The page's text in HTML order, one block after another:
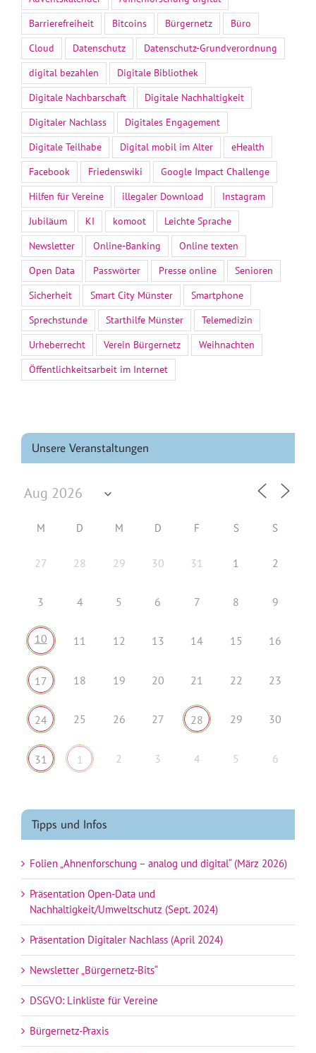
Unsere Veranstaltungen
M D M D F S S
27 28 29 30 31 1 2
3 4 5 6 7 8 9
10 11 12 13 14 15 16
17 18 19 20 21 22 23
24 25 26 27 28 29 30
31 1 2 3 4 5 6
Tipps und Infos
Folien „Ahnenforschung – analog und digital“ (März 2026)
Präsentation Open-Data und
Nachhaltigkeit/Umweltschutz (Sept. 2024)
Präsentation Digitaler Nachlass (April 2024)
Newsletter „Bürgernetz-Bits“
DSGVO: Linkliste für Vereine
Bürgernetz-Praxis
Barrierefreiheit
Bitcoins Bürgernetz
Büro
Cloud
Datenschutz
Datenschutz-Grundverordnung
digital bezahlen
Digitale Bibliothek
Digitale Nachbarschaft
Digitale Nachhaltigkeit
Digitaler Nachlass
Digitales Engagement
Digitale Teilhabe
Digital mobil im Alter
eHealth
Facebook
Friedenswiki
Google Impact Challenge
Hilfen für Vereine
illegaler Download
Instagram
Jubiläum
KI komoot
Leichte Sprache
Newsletter
Online-Banking
Online texten
Open Data
Passwörter Presse online
Senioren
Sicherheit
Smart City Münster
Smartphone
Sprechstunde
Starthilfe Münster
Telemedizin
Urheberrecht
Verein Bürgernetz
Weihnachten
Öffentlichkeitsarbeit im Internet